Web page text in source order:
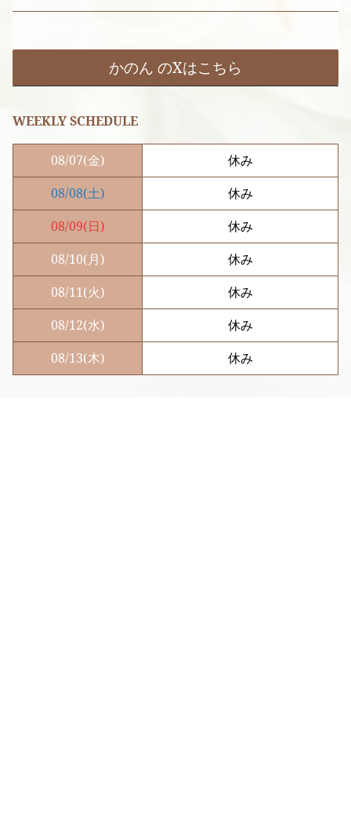
かのん のXはこちら
WEEKLY SCHEDULE
08/07(金)
08/08(土)
08/09(日)
08/10(月)
08/11(火)
08/12(水)
08/13(木)
休み
休み
休み
休み
休み
休み
休み